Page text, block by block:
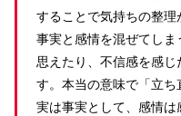
することで気持ちの整理
事実と感情を混ぜてし
思えたり、不信感を感
す。本当の意味で「立
実は事実として、感情は